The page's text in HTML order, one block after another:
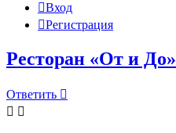
Вход
Регистрация
Ресторан «От и До»
Ответить